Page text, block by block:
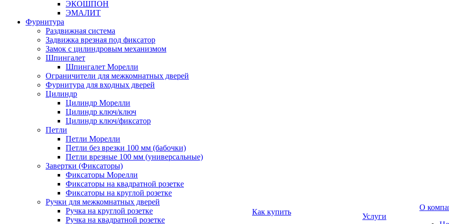
ЭКОШПОН
ЭМАЛИТ
Фурнитура
Раздвижная система
Задвижка врезная под фиксатор
Замок с цилиндровым механизмом
Шпингалет
Шпингалет Морелли
Ограничители для межкомнатных дверей
Фурнитура для входных дверей
Цилиндр
Цилиндр Морелли
Цилиндр ключ/ключ
Цилиндр ключ/фиксатор
Петли
Петли Морелли
Петли без врезки 100 мм (бабочки)
Петли врезные 100 мм (универсальные)
Завертки (Фиксаторы)
Фиксаторы Морелли
Фиксаторы на квадратной розетке
Фиксаторы на круглой розетке
Ручки для межкомнатных дверей
Ручка на круглой розетке
Ручка на квадратной розетке
Как купить
Услуги
О